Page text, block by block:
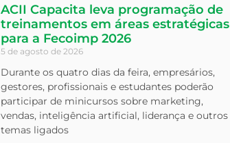
ACII Capacita leva programação de
treinamentos em áreas estratégicas
para a Fecoimp 2026
5 de agosto de 2026
Durante os quatro dias da feira, empresários,
gestores, profissionais e estudantes poderão
participar de minicursos sobre marketing,
vendas, inteligência artificial, liderança e outros
temas ligados